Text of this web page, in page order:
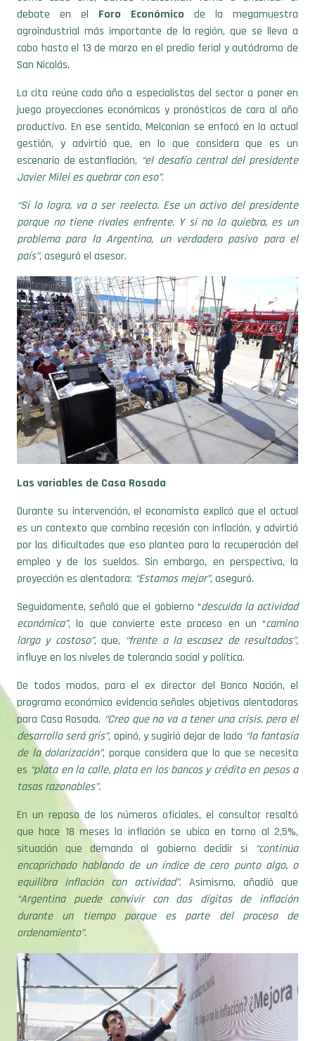
agroindustrial más importante de la región, que se lleva a
cabo hasta el 13 de marzo en el predio ferial y autódromo de
San Nicolás.
La cita reúne cada año a especialistas del sector a poner en
juego proyecciones económicas y pronósticos de cara al año
productivo. En ese sentido, Melconian se enfocó en la actual
gestión, y advirtió que, en lo que considera que es un
escenario de estanflación,“el desafío central del presidente
Javier Milei es quebrar con eso”.
“Si lo logra, va a ser reelecto. Ese un activo del presidente
porque no tiene rivales enfrente. Y si no la quiebra, es un
problema para la Argentina, un verdadero pasivo para el
país”, aseguró el asesor.
Las variables de Casa Rosada
Durante su intervención, el economista explicó que el actual
es un contexto que combina recesión con inflación, y advirtió
por las dificultades que eso plantea para la recuperación del
empleo y de los sueldos. Sin embargo, en perspectiva, la
proyección es alentadora:“Estamos mejor”
, aseguró.
Seguidamente, señaló que el gobierno “descuida la actividad
económica”, lo que convierte este proceso en un “camino
largo y costoso”, que,“frente a la escasez de resultados”,
influye en los niveles de tolerancia social y política.
De todos modos, para el ex director del Banco Nación, el
programa económico evidencia señales objetivas alentadoras
para Casa Rosada.“Creo que no va a tener una crisis, pero el
desarrollo será gris”, opinó, y sugirió dejar de lado“la fantasía
de la dolarización”, porque considera que lo que se necesita
es “plata en la calle, plata en los bancos y crédito en pesos a
tasas razonables”.
En un repaso de los números oficiales, el consultor resaltó
que hace 18 meses la inflación se ubica en torno al 2,5%,
situación que demanda al gobierno decidir si “continúa
encaprichado hablando de un índice de cero punto algo, o
equilibra inflación con actividad”. Asimismo, añadió que
“Argentina puede convivir con dos dígitos de inflación
durante un tiempo porque es parte del proceso de
ordenamiento” .